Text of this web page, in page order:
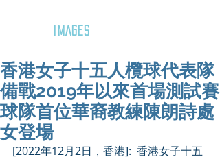
IMAGES
香港女子十五人欖球代表隊
備戰2019年以來首場測試賽
球隊首位華裔教練陳朗詩處
女登場
[2022年12月2日，香港]:  香港女子十五